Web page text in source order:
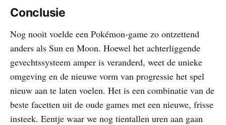
Conclusie
Nog nooit voelde een Pokémon-game zo ontzettend
anders als Sun en Moon. Hoewel het achterliggende
gevechtssysteem amper is veranderd, weet de unieke
omgeving en de nieuwe vorm van progressie het spel
nieuw aan te laten voelen. Het is een combinatie van de
beste facetten uit de oude games met een nieuwe, frisse
insteek. Eentje waar we nog tientallen uren aan gaan